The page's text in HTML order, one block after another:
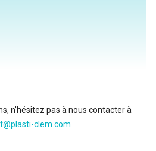
n'hésitez pas à nous contacter à
clem.com